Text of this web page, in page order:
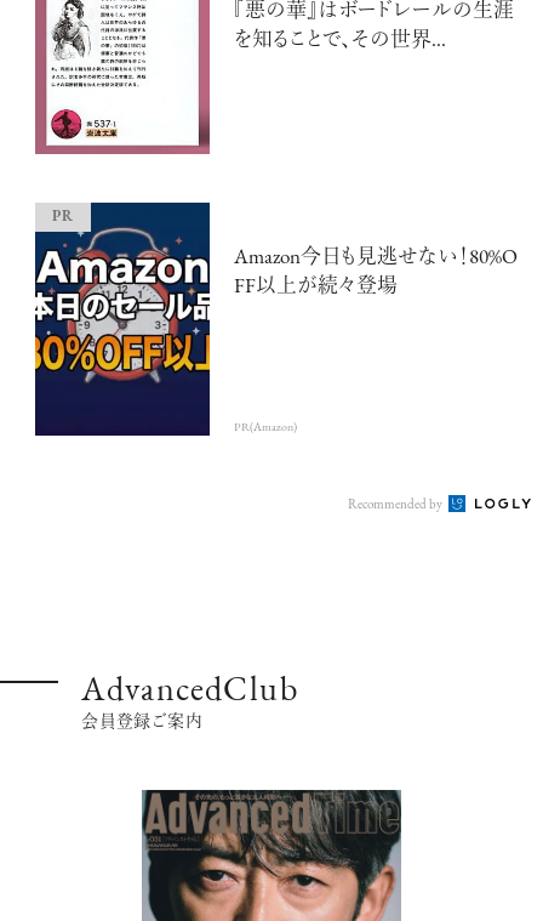
『悪の華』はボードレールの生涯
を知ることで、その世界...
Amazon今日も見逃せない！80%O
FF以上が続々登場
PR(Amazon)
Recommended by
AdvancedClub
会員登録ご案内